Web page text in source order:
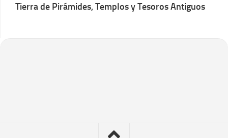
Tierra de Pirámides, Templos y Tesoros Antiguos